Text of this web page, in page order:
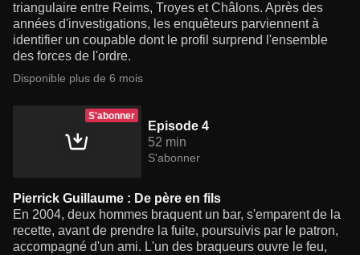
triangulaire entre Reims, Troyes et Châlons. Après des
années d'investigations, les enquêteurs parviennent à
identifier un coupable dont le profil surprend l'ensemble
des forces de l'ordre.
Disponible plus de 6 mois
S'abonner
Episode 4
52 min
S'abonner
Pierrick Guillaume : De père en fils
En 2004, deux hommes braquent un bar, s'emparent de la
recette, avant de prendre la fuite, poursuivis par le patron,
accompagné d'un ami. L'un des braqueurs ouvre le feu,